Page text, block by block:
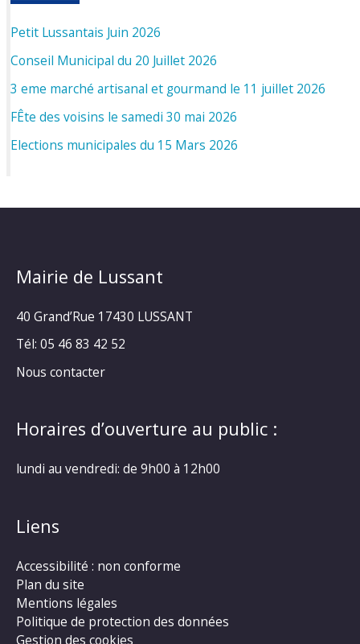
Petit Lussantais Juin 2026
Conseil Municipal du 20 Juillet 2026
3 eme marché artisanal et gourmand le 11 juillet 2026
FÊte des voisins le samedi 30 mai 2026
Elections municipales du 15 Mars 2026
Mairie de Lussant
40 Grand’Rue 17430 LUSSANT
Tél: 05 46 83 42 52
Nous contacter
Horaires d’ouverture au public :
lundi au vendredi: de 9h00 à 12h00
Liens
Accessibilité : non conforme
Plan du site
Mentions légales
Politique de protection des données
Gestion des cookies